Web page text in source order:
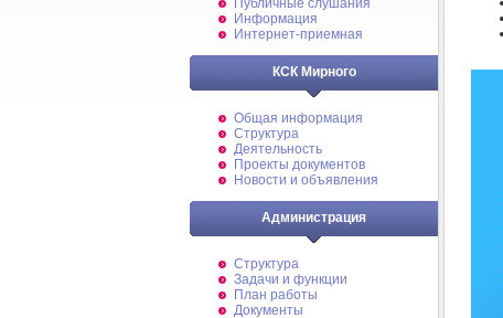
Публичные слушания
Информация
Интернет-приемная
КСК Мирного
Общая информация
Структура
Деятельность
Проекты документов
Новости и объявления
Администрация
Структура
Задачи и функции
План работы
Документы